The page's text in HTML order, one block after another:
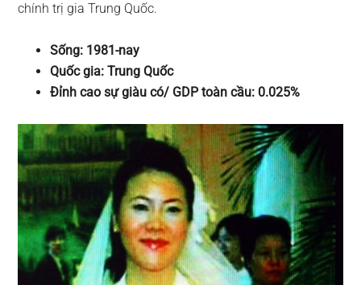
chính trị gia Trung Quốc.
Sống: 1981-nay
Quốc gia: Trung Quốc
Đỉnh cao sự giàu có/ GDP toàn cầu: 0.025%